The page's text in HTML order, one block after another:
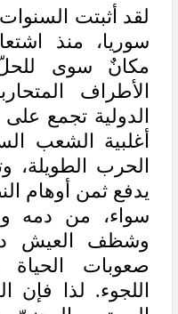
لقد أثبتت
سوريا، منذ
مكانٌ سوى
الأطراف
الدولية تجمع
أغلبية الشعب
الحرب الطويلة،
يدفع ثمن أوهام
سواء، من دمه
وشظف العيش
صعوبات الحياة
اللجوء. لذا